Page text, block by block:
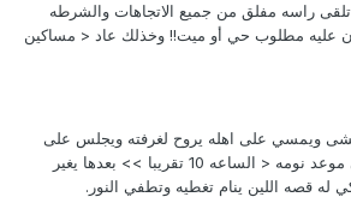
>> تلقى راسه مفلق من جميع الاتجاهات والشرطه
عليه مطلوب حي أو ميت!! وخذلك عاد < مساكين
ويمسي على اهله يروح لغرفته ويجلس على
النت ساعه أو ساعتين الى موعد نومه < الساعه 10 تقريبا >> بعدها يغير
له قصه اللين ينام تغطيه وتطفي النور.